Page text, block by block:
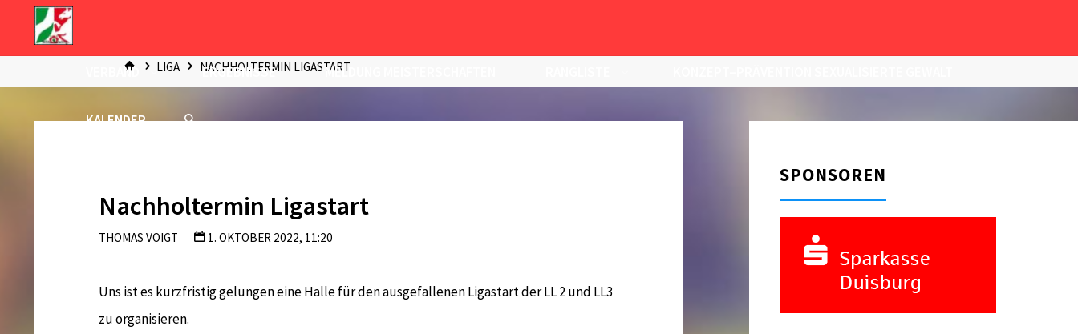
VERBAND ERGEBNISSE MELDUNG MEISTERSCHAFTEN
KALENDER
START
LIGA NACHHOLTERMIN LIGASTART
Nachholtermin Ligastart
THOMAS VOIGT 1. OKTOBER 2022, 11:20
Uns ist es kurzfristig gelungen eine Halle für den ausgefallenen Ligastart der LL 2 und LL3
zu organisieren.
SPONSOREN